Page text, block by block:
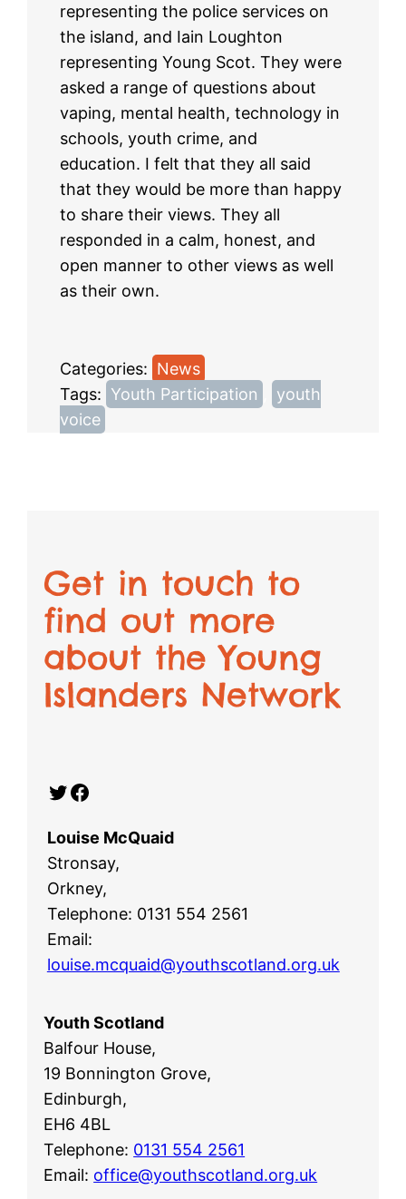
representing the police services on
the island, and Iain Loughton
representing Young Scot. They were
asked a range of questions about
vaping, mental health, technology in
schools, youth crime, and
education. I felt that they all said
that they would be more than happy
to share their views. They all
responded in a calm, honest, and
open manner to other views as well
as their own.
Categories: News
Tags: Youth Participation
youth
voice
Get in touch to
find out more
about the Young
Islanders Network
Twitter Facebook
Louise McQuaid
Stronsay,
Orkney,
Telephone: 0131 554 2561
Email:
louise.mcquaid@youthscotland.org.uk
Youth Scotland
Balfour House,
19 Bonnington Grove,
Edinburgh,
EH6 4BL
Telephone: 0131 554 2561
Email: office@youthscotland.org.uk